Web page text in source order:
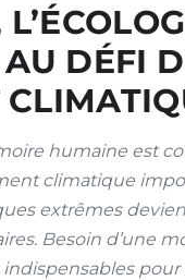
AU DÉFI
humaine est
climatique
extrêmes
Besoin d’une